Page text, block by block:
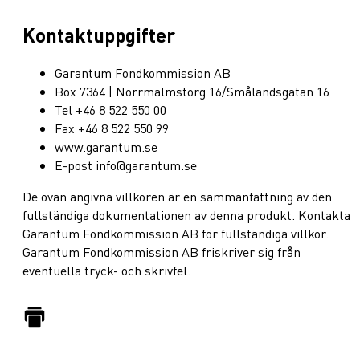
Kontaktuppgifter
Garantum Fondkommission AB
Box 7364 | Norrmalmstorg 16/Smålandsgatan 16
Tel +46 8 522 550 00
Fax +46 8 522 550 99
www.garantum.se
E-post info@garantum.se
De ovan angivna villkoren är en sammanfattning av den
fullständiga dokumentationen av denna produkt. Kontakta
Garantum Fondkommission AB för fullständiga villkor.
Garantum Fondkommission AB friskriver sig från
eventuella tryck- och skrivfel.